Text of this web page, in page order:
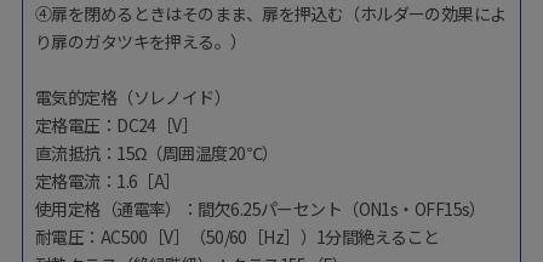
④扉を閉めるときはそのまま、扉を押込む（ホルダーの効果によ
り扉のガタツキを押える。）
電気的定格（ソレノイド）
定格電圧：DC24［V］
直流抵抗：15Ω（周囲温度20℃）
定格電流：1.6［A］
使用定格（通電率）：間欠6.25パーセント（ON1s・OFF15s）
耐電圧：AC500［V］（50/60［Hz］）1分間絶えること